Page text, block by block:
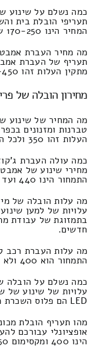
כמה נשלם על שינוע
תעריפי הובלת בית
המחיר הינו 170-250 שקלים.
מה מחיר העברת
תעריף של העברת
מתקין העלות זהו 170-450 שקל.
מחירון הובלה של
מה המחיר של שינוע
טברנות ומזנונים
העלות זהו 350 ולכל היותר 230 ₪.
כמה עולה העברת
מחירי שינוע של
התמחור הינו 440 ועד 310 שקל חדש.
מה עלות הובלה של
עלויות של למען
חדשים.
מה עלות העברת רכב
התמחור הוא 400 ולא יותר מ190 שקלים.
כמה נשלם על הובלה
עלויות של שינוע של
LED הם פלוס השכרת מנוף התעריף זה 440 ולכל היותר 200 ₪.
מהו תעריף הובלת
אופציונלי עבורכם
הינו 400 ומקסימום 250 שקלים חדשים.